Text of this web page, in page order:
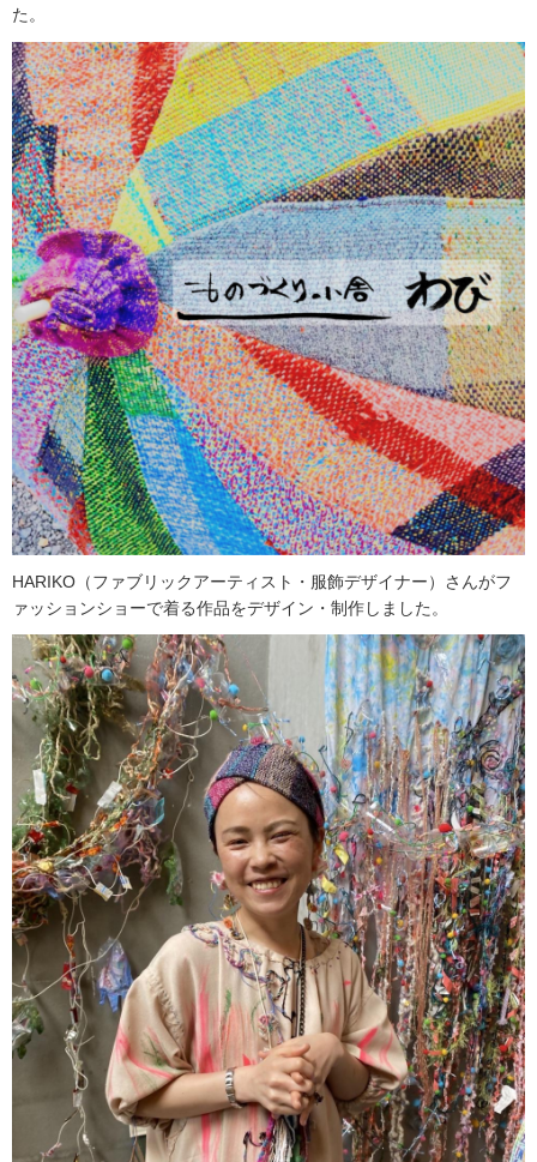
た。
HARIKO（ファブリックアーティスト・服飾デザイナー）さんがフ
ァッションショーで着る作品をデザイン・制作しました。